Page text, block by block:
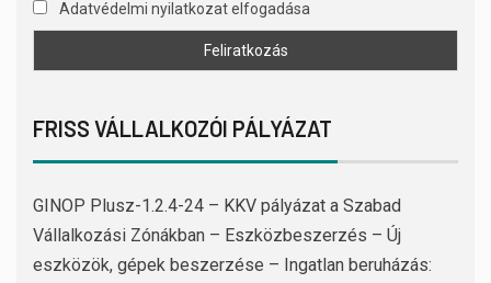
Adatvédelmi nyilatkozat elfogadása
FRISS VÁLLALKOZÓI PÁLYÁZAT
GINOP Plusz-1.2.4-24 – KKV pályázat a Szabad
Vállalkozási Zónákban – Eszközbeszerzés – Új
eszközök, gépek beszerzése – Ingatlan beruházás: